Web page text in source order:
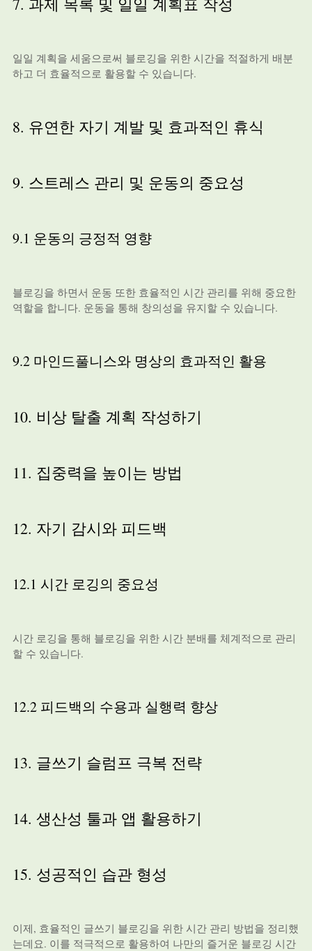
일일 계획을 세움으로써 블로깅을 위한 시간을 적절하게 배분
하고 더 효율적으로 활용할 수 있습니다.
8. 유연한 자기 계발 및 효과적인 휴식
9. 스트레스 관리 및 운동의 중요성
9.1 운동의 긍정적 영향
블로깅을 하면서 운동 또한 효율적인 시간 관리를 위해 중요한
역할을 합니다. 운동을 통해 창의성을 유지할 수 있습니다.
9.2 마인드풀니스와 명상의 효과적인 활용
10. 비상 탈출 계획 작성하기
11. 집중력을 높이는 방법
12. 자기 감시와 피드백
12.1 시간 로깅의 중요성
시간 로깅을 통해 블로깅을 위한 시간 분배를 체계적으로 관리
할 수 있습니다.
12.2 피드백의 수용과 실행력 향상
13. 글쓰기 슬럼프 극복 전략
14. 생산성 툴과 앱 활용하기
15. 성공적인 습관 형성
이제, 효율적인 글쓰기 블로깅을 위한 시간 관리 방법을 정리했
는데요. 이를 적극적으로 활용하여 나만의 즐거운 블로깅 시간